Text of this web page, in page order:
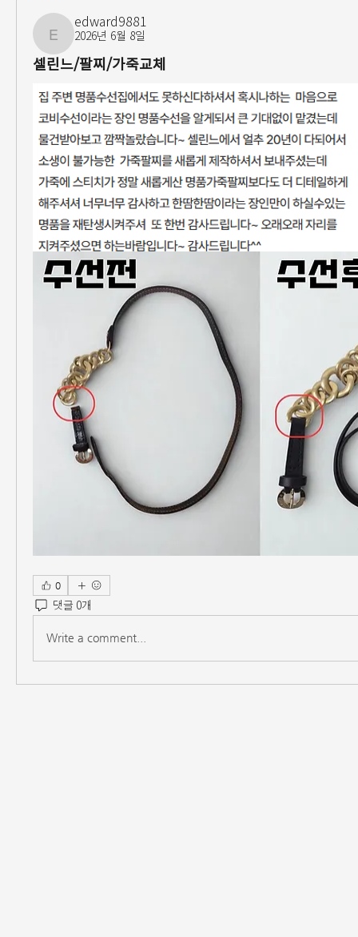
edward9881
edward9881
2026년 6월 8일
셀린느/팔찌/가죽교체
0
댓글 0개
Write a comment...